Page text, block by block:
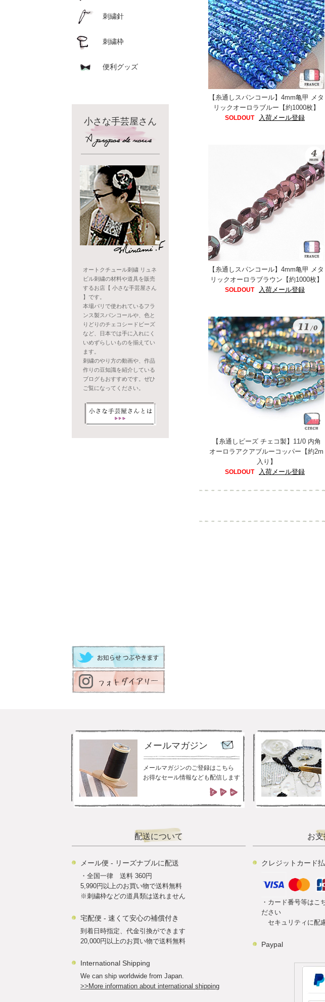
【糸通しスパンコール】4mm亀甲 メタ
リックオーロラブルー【約1000枚】
SOLDOUT 入荷メール登録
【糸通しスパンコール】4mm亀甲 メタ
リックオーロラブラウン【約1000枚】
SOLDOUT 入荷メール登録
【糸通しビーズ チェコ製】11/0 内角
オーロラアクアブルーコッパー【約2m
入り】
SOLDOUT 入荷メール登録
刺繍針
刺繍枠
便利グッズ
小さな手芸屋さん
オートクチュール刺繍 リュネ
ビル刺繍の材料や道具を販売
するお店【 小さな手芸屋さん
】です。
本場パリで使われているフラ
ンス製スパンコールや、色と
りどりのチェコシードビーズ
など、日本では手に入れにく
いめずらしいものを揃えてい
ます。
刺繍のやり方の動画や、作品
作りの豆知識を紹介している
ブログもおすすめです。ぜひ
ご覧になってください。
メールマガジン
メールマガジンのご登録はこちら
お得なセール情報なども配信します
配送について
メール便 - リーズナブルに配送
・全国一律 送料 360円
5,990円以上のお買い物で送料無料
※刺繍枠などの道具類は送れません
宅配便 - 速くて安心の補償付き
到着日時指定、代金引換ができます
20,000円以上のお買い物で送料無料
International Shipping
We can ship worldwide from Japan.
>>More information about international shipping
お
クレジットカード
・カード番号等はこ
ださい
セキュリティに配
Paypal